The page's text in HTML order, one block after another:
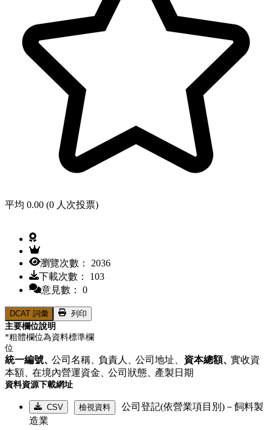
平均 0.00 (0 人次投票)
瀏覽次數： 2036
下載次數： 103
意見數： 0
DCAT 詞彙
列印
主要欄位說明
*粗體欄位為資料標準欄
位
統一編號、公司名稱、負責人、公司地址、 資本總額、實收資
本額、在境內營運資金、公司狀態、產製日期
資料資源下載網址
CSV 檢視資料
公司登記(依營業項目別)－飼料製
造業